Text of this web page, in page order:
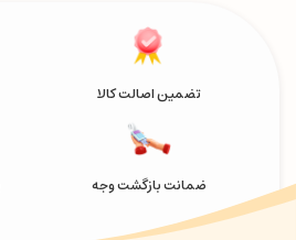
تضمین اصالت کالا
ضمانت بازگشت وجه